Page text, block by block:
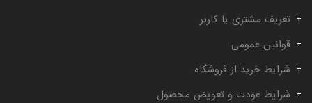
تعریف مشتری یا کاربر
قوانین عمومی
شرایط خرید از فروشگاه
شرایط عودت و تعویض محصول